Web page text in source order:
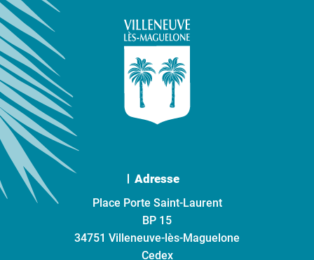
Adresse
Place Porte Saint-Laurent
BP 15
34751 Villeneuve-lès-Maguelone
Cedex